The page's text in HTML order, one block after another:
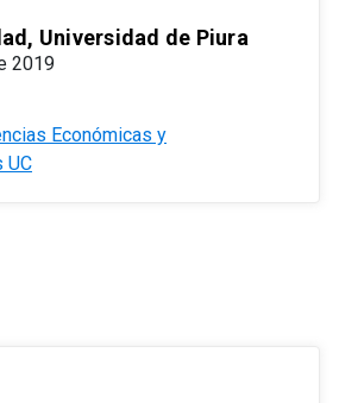
Universidad de Piura
2019
Económicas y
UC